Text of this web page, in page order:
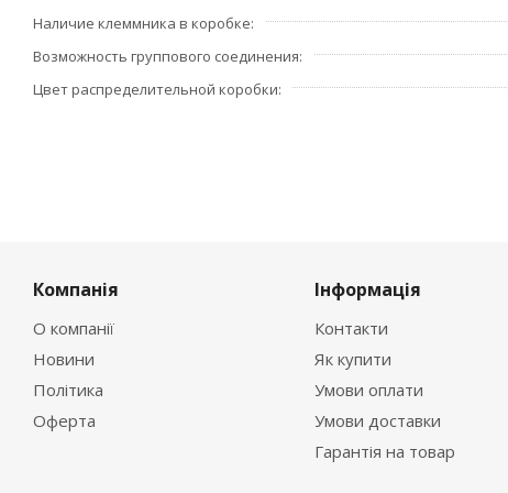
«Оформить заказ».
Наличие клеммника в коробке
Возможность группового соединения
Цвет распределительной коробки
Компанія
О компанії
Новини
Політика
Оферта
Інформація
Контакти
Як купити
Умови оплати
Умови доставки
Гарантія на товар